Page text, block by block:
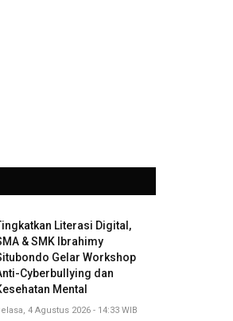
Literasi Digital,
& SMK Ibrahimy
Gelar Workshop
Cyberbullying dan
Mental
4 Agustus 2026 - 14:33 WIB